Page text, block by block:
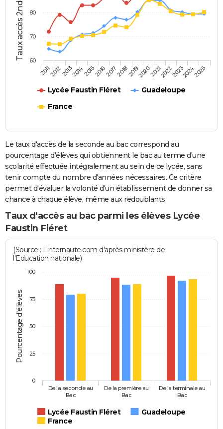
Lycée Faustin Fléret
Guadeloupe
France
201120122013201420152016201720182019202020212022202320242025
60
70
80
Le taux d'accès de la seconde au bac correspond au
pourcentage d'élèves qui obtiennent le bac au terme d'une
scolarité effectuée intégralement au sein de ce lycée, sans
tenir compte du nombre d'années nécessaires. Ce critère
permet d'évaluer la volonté d'un établissement de donner sa
chance à chaque élève, même aux redoublants.
Taux d'accès au bac parmi les élèves Lycée
Faustin Fléret
Pourcentage d'élèves
(Source : Linternaute.com d'après ministère de
l'Education nationale)
Lycée Faustin Fléret
Guadeloupe
France
De la seconde au
Bac
De la première au
Bac
De la terminale au
Bac
0
25
50
75
100